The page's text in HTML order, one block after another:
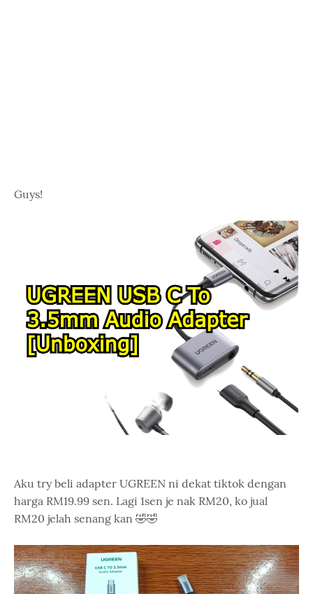
Guys!
Aku try beli adapter UGREEN ni dekat tiktok dengan
harga RM19.99 sen. Lagi 1sen je nak RM20, ko jual
RM20 jelah senang kan 🤣🤣